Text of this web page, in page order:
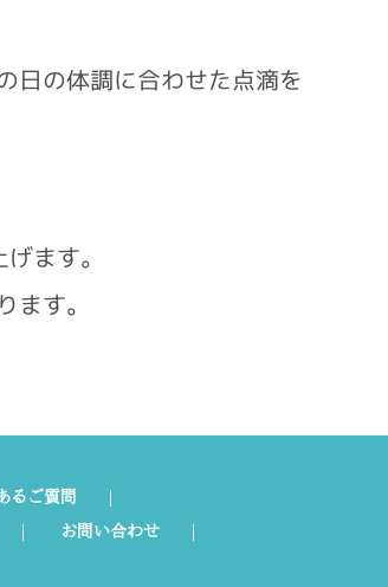
日の体調に合わせた点滴を
ます。
す。
るご質問
お問い合わせ